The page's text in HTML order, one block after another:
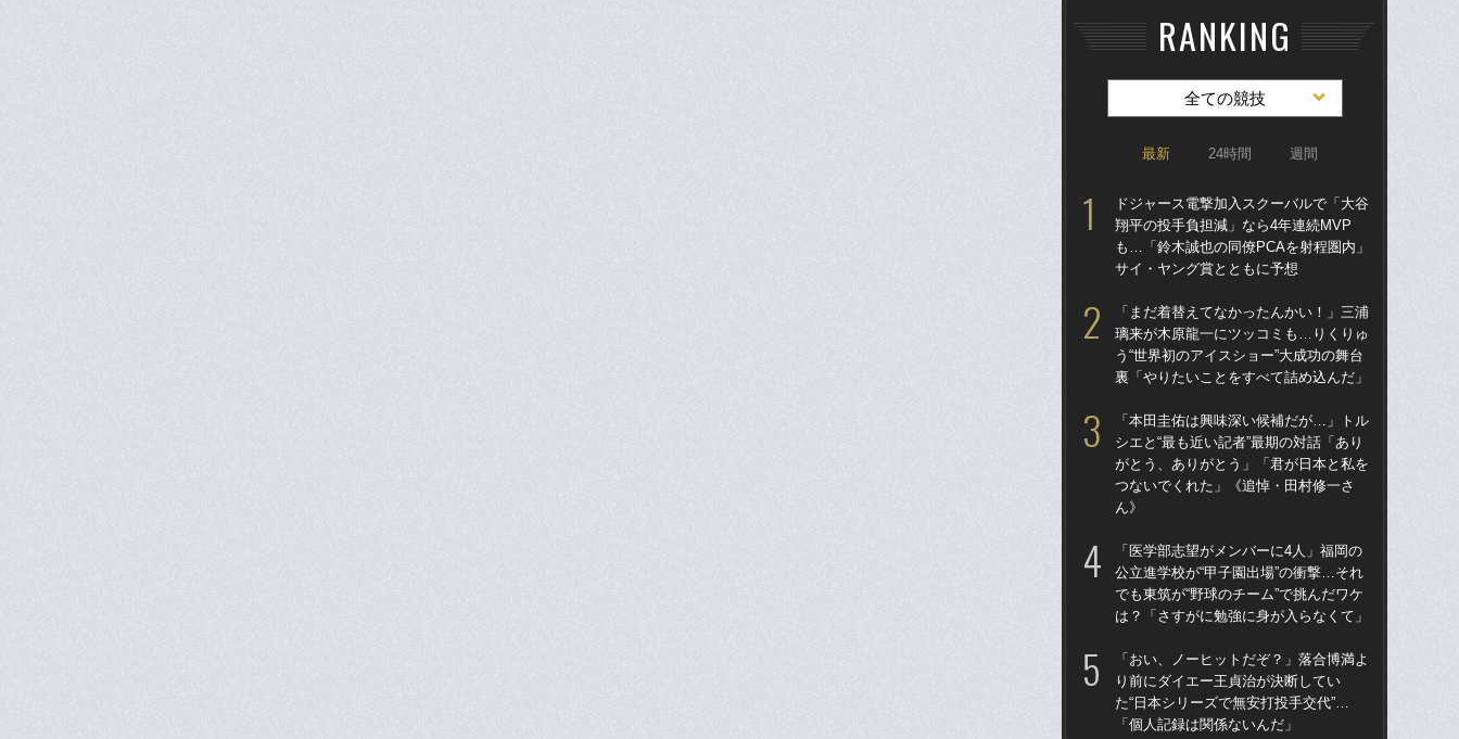
RANKING
全ての競技
最新 24時間 週間
ドジャース電撃加入スクーバルで「大谷
翔平の投手負担減」なら4年連続MVP
も…「鈴木誠也の同僚PCAを射程圏内」
サイ・ヤング賞とともに予想
「まだ着替えてなかったんかい！」三浦
璃来が木原龍一にツッコミも…りくりゅ
う“世界初のアイスショー”大成功の舞台
裏「やりたいことをすべて詰め込んだ」
「本田圭佑は興味深い候補だが…」トル
シエと“最も近い記者”最期の対話「あり
がとう、ありがとう」「君が日本と私を
つないでくれた」《追悼・田村修一さ
ん》
「医学部志望がメンバーに4人」福岡の
公立進学校が“甲子園出場”の衝撃…それ
でも東筑が“野球のチーム”で挑んだワケ
は？「さすがに勉強に身が入らなくて」
「おい、ノーヒットだぞ？」落合博満よ
り前にダイエー王貞治が決断してい
た“日本シリーズで無安打投手交代”…
「個人記録は関係ないんだ」